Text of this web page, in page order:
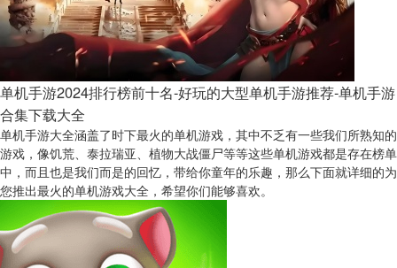
单机手游2024排行榜前十名-好玩的大型单机手游推荐-单机手游
合集下载大全
单机手游大全涵盖了时下最火的单机游戏，其中不乏有一些我们所熟知的
游戏，像饥荒、泰拉瑞亚、植物大战僵尸等等这些单机游戏都是存在榜单
中，而且也是我们而是的回忆，带给你童年的乐趣，那么下面就详细的为
您推出最火的单机游戏大全，希望你们能够喜欢。